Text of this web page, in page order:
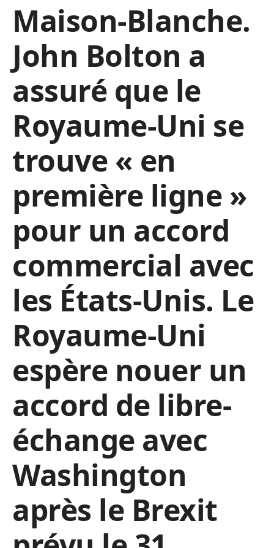
Maison-Blanche.
John Bolton a
assuré que le
Royaume-Uni se
trouve « en
première ligne »
pour un accord
commercial avec
les États-Unis. Le
Royaume-Uni
espère nouer un
accord de libre-
échange avec
Washington
après le Brexit